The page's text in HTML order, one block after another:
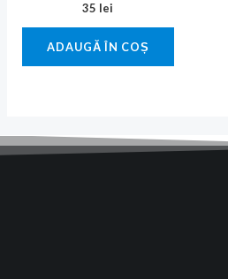
35 lei
ADAUGĂ ÎN COȘ